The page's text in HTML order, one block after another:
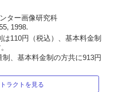
ター画像研究科
1998.
110円（税込）、基本料金制
、基本料金制の方共に913円
ラクトを見る